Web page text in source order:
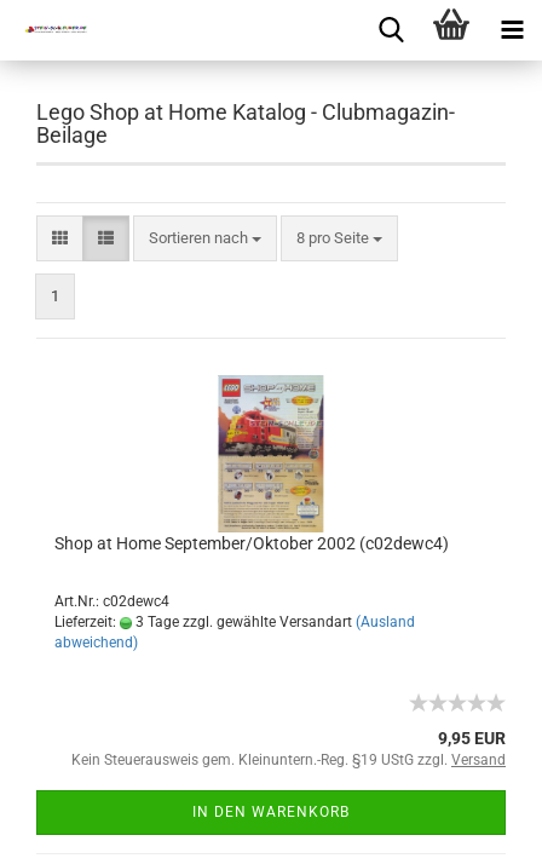
Lego Shop at Home Katalog - Clubmagazin-
Beilage
Sortieren nach 8 pro Seite
1
Shop at Home September/Oktober 2002 (c02dewc4)
Art.Nr.: c02dewc4
Lieferzeit:
3 Tage zzgl. gewählte Versandart (Ausland
abweichend)
9,95 EUR
Kein Steuerausweis gem. Kleinuntern.-Reg. §19 UStG zzgl. Versand
IN DEN WARENKORB